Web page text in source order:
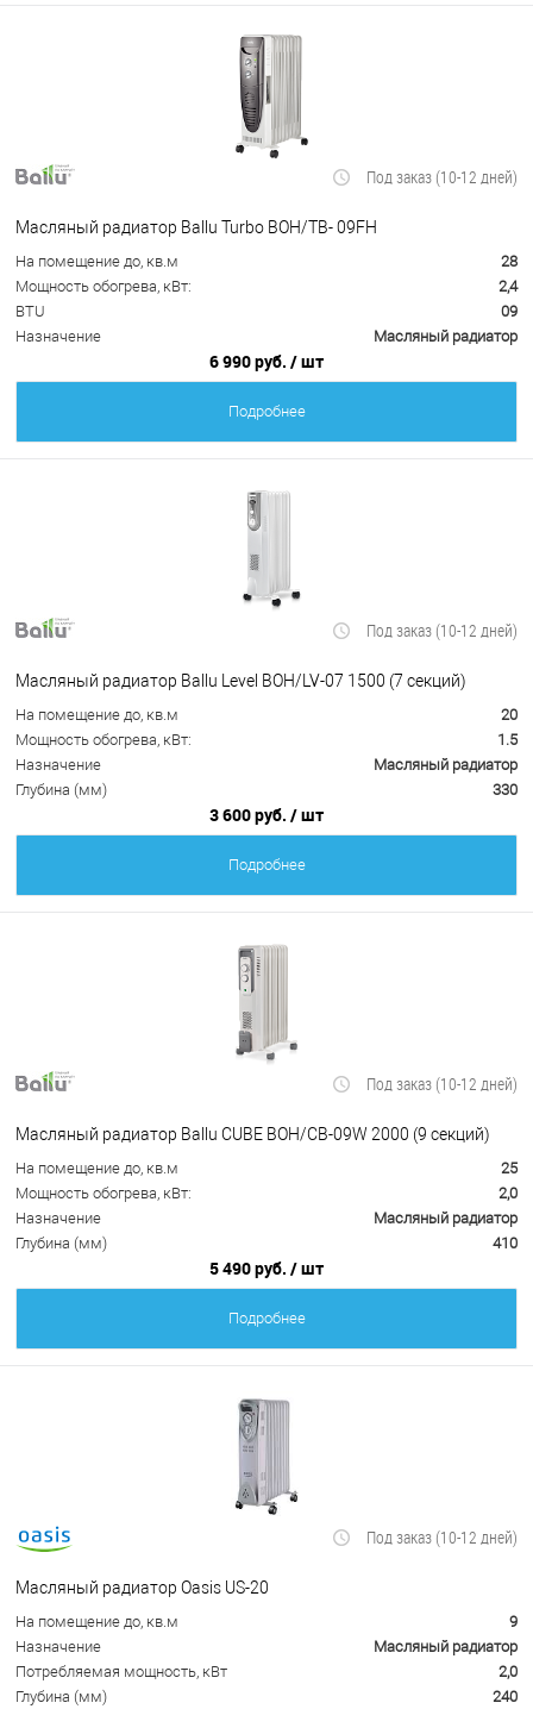
Под заказ (10-12 дней)
Масляный радиатор Ballu Turbo BOH/TB- 09FH
На помещение до, кв.м
28
Мощность обогрева, кВт:
2,4
BTU
09
Назначение
Масляный радиатор
6 990 руб. / шт
Подробнее
Под заказ (10-12 дней)
Масляный радиатор Ballu Level BOH/LV-07 1500 (7 секций)
На помещение до, кв.м
20
Мощность обогрева, кВт:
1.5
Назначение
Масляный радиатор
Глубина (мм)
330
3 600 руб. / шт
Подробнее
Под заказ (10-12 дней)
Масляный радиатор Ballu CUBE BOH/CB-09W 2000 (9 секций)
На помещение до, кв.м
25
Мощность обогрева, кВт:
2,0
Назначение
Масляный радиатор
Глубина (мм)
410
5 490 руб. / шт
Подробнее
Под заказ (10-12 дней)
Масляный радиатор Oasis US-20
На помещение до, кв.м
9
Назначение
Масляный радиатор
Потребляемая мощность, кВт
2,0
Глубина (мм)
240